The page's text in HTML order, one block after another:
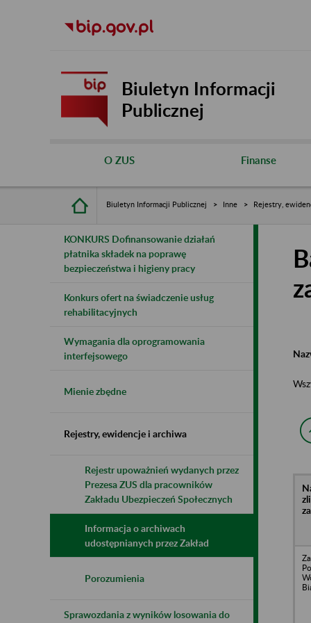
Biuletyn Informacji
Publicznej
O ZUS Finanse
Biuletyn Informacji Publicznej Inne Rejestry,
KONKURS Dofinansowanie działań
płatnika składek na poprawę
bezpieczeństwa i higieny pracy
Konkurs ofert na świadczenie usług
rehabilitacyjnych
Wymagania dla oprogramowania
interfejsowego
Mienie zbędne
Rejestry, ewidencje i archiwa
Rejestr upoważnień wydanych przez
Prezesa ZUS dla pracowników
Zakładu Ubezpieczeń Społecznych
Informacja o archiwach
udostępnianych przez Zakład
Porozumienia
Sprawozdania z wyników losowania do